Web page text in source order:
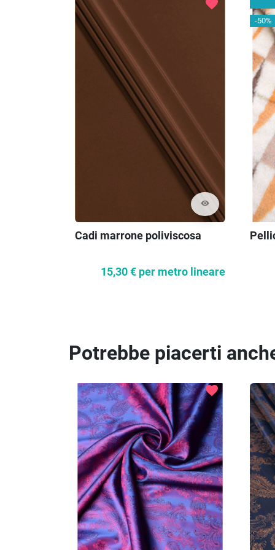
visibility
favorite
Cadi marrone poliviscosa
15,30 € per metro lineare
-50%
Potrebbe piacerti
favorite